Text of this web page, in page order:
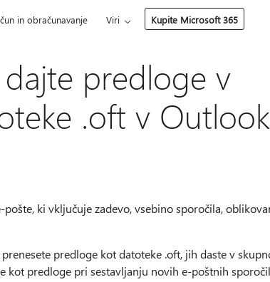
in obračunavanje Viri Kupite Microsoft 365
predloge v
.oft v
ki vključuje zadevo, vsebino sporočila,
predloge kot datoteke .oft, jih daste v
kot predloge pri sestavljanju novih e-poštnih